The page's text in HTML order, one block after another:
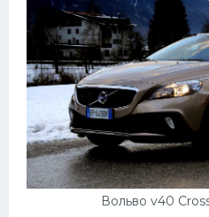
Вольво v40
Кавасаки
Инфинити
ЛУАЗ
Ситроен
Субару